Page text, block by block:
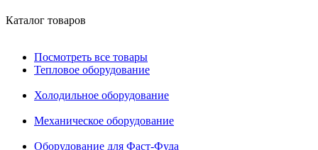
Каталог товаров
Посмотреть все товары
Тепловое оборудование
Холодильное оборудование
Механическое оборудование
Оборудование для Фаст-Фуда